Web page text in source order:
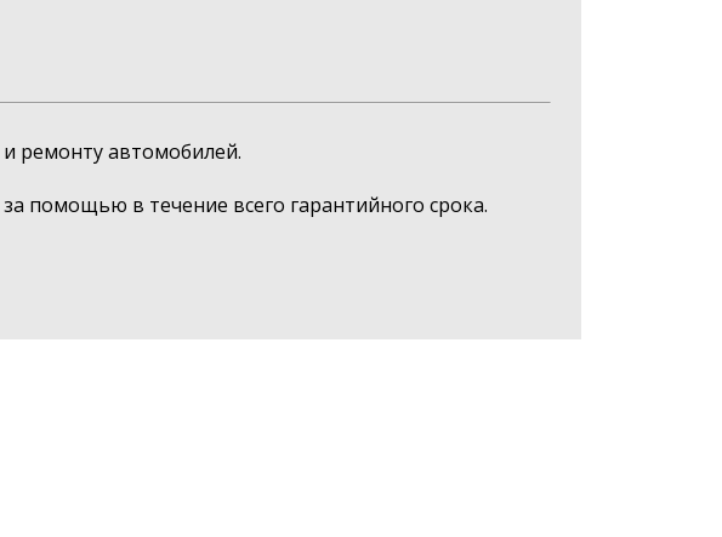
ремонту автомобилей.
помощью в течение всего гарантийного срока.